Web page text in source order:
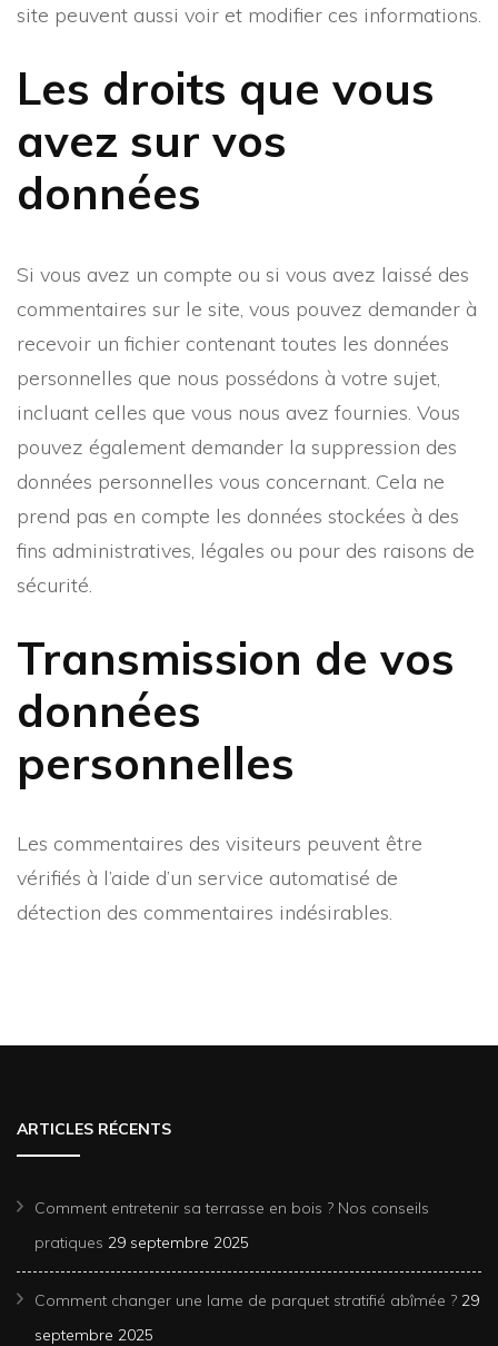
site peuvent aussi voir et modifier ces informations.
Les droits que vous
avez sur vos
données
Si vous avez un compte ou si vous avez laissé des
commentaires sur le site, vous pouvez demander à
recevoir un fichier contenant toutes les données
personnelles que nous possédons à votre sujet,
incluant celles que vous nous avez fournies. Vous
pouvez également demander la suppression des
données personnelles vous concernant. Cela ne
prend pas en compte les données stockées à des
fins administratives, légales ou pour des raisons de
sécurité.
Transmission de vos
données
personnelles
Les commentaires des visiteurs peuvent être
vérifiés à l’aide d’un service automatisé de
détection des commentaires indésirables.
ARTICLES RÉCENTS
Comment entretenir sa terrasse en bois ? Nos conseils
pratiques 29 septembre 2025
Comment changer une lame de parquet stratifié abîmée ? 29
septembre 2025